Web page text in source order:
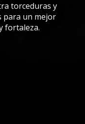
torceduras y
para un mejor
fortaleza.